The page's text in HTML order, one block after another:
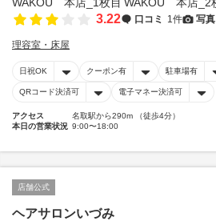
3.22 口コミ 1件 写真
理容室・床屋
日祝OK クーポン有 駐車場有
QRコード決済可 電子マネー決済可
アクセス
名取駅から290m （徒歩4分）
本日の営業状況 9:00〜18:00
店舗公式
ヘアサロンいづみ